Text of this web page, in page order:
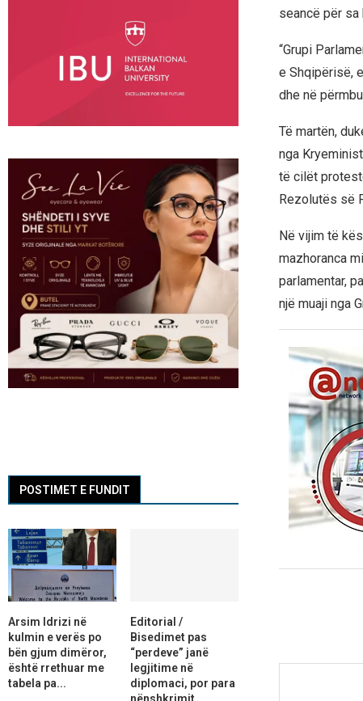
seancë për
“Grupi
e Shqipërisë,
dhe në
Të martën,
nga
të cilët
Rezolutës së
Në vijim të
mazhoranca
parlamentar,
një muaji nga
POSTIMET E FUNDIT
Arsim Idrizi në
kulmin e verës po
bën gjum dimëror,
është rrethuar me
tabela pa...
Editorial /
Bisedimet pas
“perdeve” janë
legjitime në
diplomaci, por para
nënshkrimit